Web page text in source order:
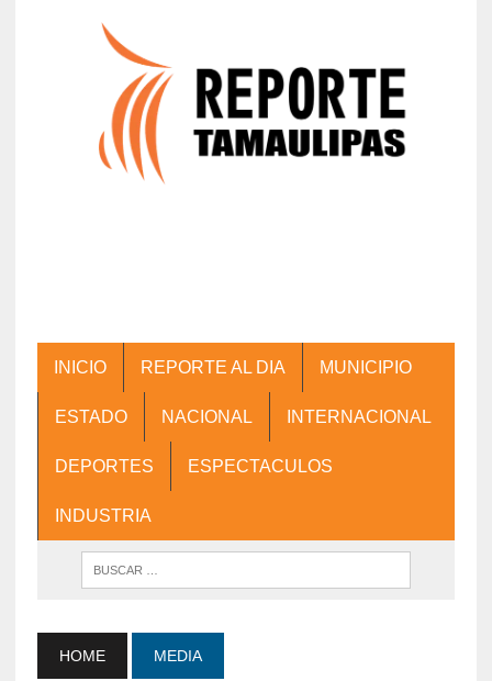
INICIO REPORTE AL DIA MUNICIPIO
ESTADO NACIONAL INTERNACIONAL
DEPORTES ESPECTACULOS
INDUSTRIA
HOME MEDIA